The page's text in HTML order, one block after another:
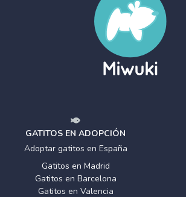
GATITOS EN ADOPCIÓN
Adoptar gatitos en España
Gatitos en Madrid
Gatitos en Barcelona
Gatitos en Valencia